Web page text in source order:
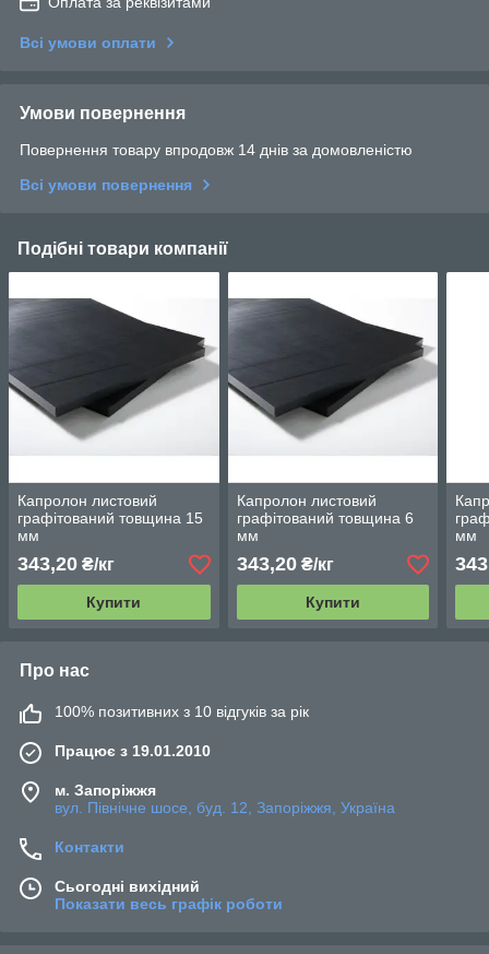
Всі умови оплати
Умови повернення
Повернення товару впродовж 14 днів за домовленістю
Всі умови повернення
Подібні товари компанії
Капролон листовий
графітований товщина 15
мм
343,20 ₴/кг
Купити
Капролон листовий
графітований товщина 6
мм
343,20₴/кг
Купити
мм
Про нас
100% позитивних з 10 відгуків за рік
Працює з 19.01.2010
м. Запоріжжя
вул. Північне шосе, буд. 12, Запоріжжя, Україна
Контакти
Сьогодні вихідний
Показати весь графік роботи